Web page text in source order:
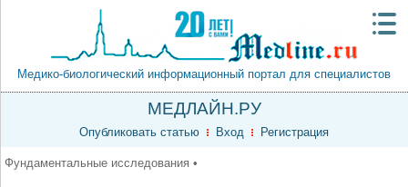
Медико-биологический информационный портал для специалистов
МЕДЛАЙН.РУ
Опубликовать статью Вход Регистрация
Фундаментальные исследования •